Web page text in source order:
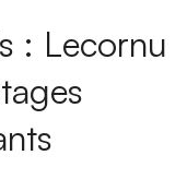
: Lecornu